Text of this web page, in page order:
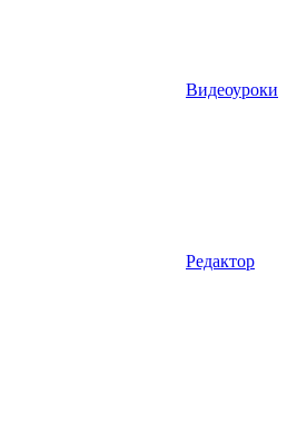
Видеоуроки
Редактор